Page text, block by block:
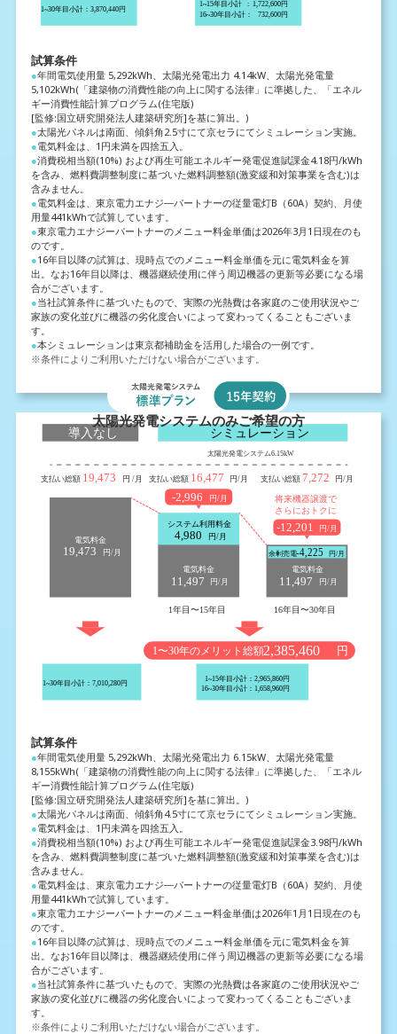
試算条件
●年間電気使用量 5,292kWh、太陽光発電出力 4.14kW、太陽光発電量
5,102kWh(「建築物の消費性能の向上に関する法律」に準拠した、「エネル
ギー消費性能計算プログラム(住宅版)
[監修:国立研究開発法人建築研究所]を基に算出。)
●太陽光パネルは南面、傾斜角2.5寸にて京セラにてシミュレーション実施。
●電気料金は、1円未満を四捨五入。
●消費税相当額(10%) および再生可能エネルギー発電促進賦課金4.18円/kWh
を含み、燃料費調整制度に基づいた燃料調整額(激変緩和対策事業を含む)は
含みません。
●電気料金は、東京電力エナジ―パートナーの従量電灯B（60A）契約、月使
用量441kWhで試算しています。
●東京電力エナジーパートナーのメニュー料金単価は2026年3月1日現在のも
のです。
●16年目以降の試算は、現時点でのメニュー料金単価を元に電気料金を算
出。なお16年目以降は、機器継続使用に伴う 周辺機器の更新等必要になる場
合がございます。
●当社試算条件に基づいたもので、実際の光熱費は各家庭のご使用状況やご
家族の変化並びに機器の劣化度合いによって変わってくることもございま
す。
●本シミュレーションは東京都補助金を活用した場合の一例です。
※条件によりご利用いただけない場合がございます。
太陽光発電システムのみご希望の方
試算条件
●年間電気使用量 5,292kWh、太陽光発電出力 6.15kW、太陽光発電量
8,155kWh(「建築物の消費性能の向上に関する法律」に準拠した、「エネル
ギー消費性能計算プログラム(住宅版)
[監修:国立研究開発法人建築研究所]を基に算出。)
●太陽光パネルは南面、傾斜角4.5寸にて京セラにてシミュレーション実施。
●電気料金は、1円未満を四捨五入。
●消費税相当額(10%) および再生可能エネルギー発電促進賦課金3.98円/kWh
を含み、燃料費調整制度に基づいた燃料調整額(激変緩和対策事業を含む)は
含みません。
●電気料金は、東京電力エナジ―パートナーの従量電灯B（60A）契約、月使
用量441kWhで試算しています。
●東京電力エナジーパートナーのメニュー料金単価は2026年1月1日現在のも
のです。
●16年目以降の試算は、現時点でのメニュー料金単価を元に電気料金を算
出。なお16年目以降は、機器継続使用に伴う 周辺機器の更新等必要になる場
合がございます。
●当社試算条件に基づいたもので、実際の光熱費は各家庭のご使用状況やご
家族の変化並びに機器の劣化度合いによって変わってくることもございま
す。
※条件によりご利用いただけない場合がございます。